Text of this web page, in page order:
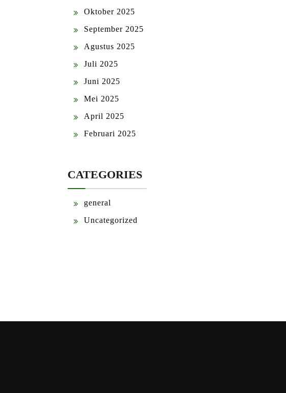
Oktober 2025
September 2025
Agustus 2025
Juli 2025
Juni 2025
Mei 2025
April 2025
Februari 2025
CATEGORIES
general
Uncategorized